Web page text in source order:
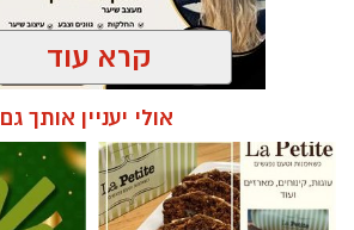
להגיד את מה שהציבור חושב.
קרא עוד
אולי יעניין אותך גם